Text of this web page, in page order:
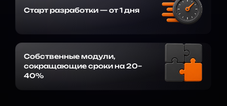
Старт разработки — от 1 дня
Собственные модули,
сокращающие сроки на 20–
40%